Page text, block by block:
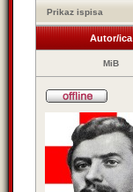
Prikaz ispisa
Autor/ica
MiB